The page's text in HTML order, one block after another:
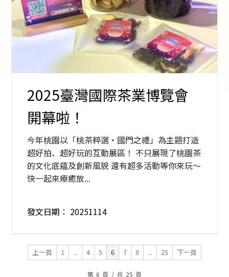
2025臺灣國際茶業博覽會
開幕啦！
今年桃園以「桃茶粹選・國門之禮」為主題打造
超好拍、超好玩的互動展區！ 不只展現了桃園茶
的文化底蘊及創新風貌 還有超多活動等你來玩～
快一起來療癒放...
發文日期： 20251114
上一頁 1 ... 4 5 6 7 8 ... 25 下一頁
第 6 頁 / 共 25 頁